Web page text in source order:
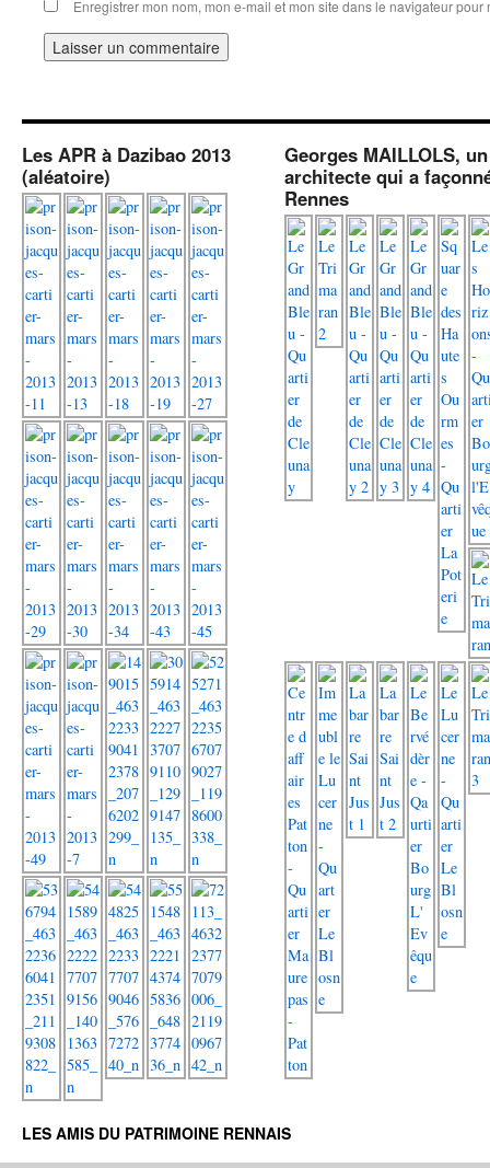
Enregistrer mon nom, mon e-mail et mon site dans le navigateur
Les APR à Dazibao 2013
(aléatoire)
Georges MAILLOLS, un
architecte qui a
Rennes
LES AMIS DU PATRIMOINE RENNAIS